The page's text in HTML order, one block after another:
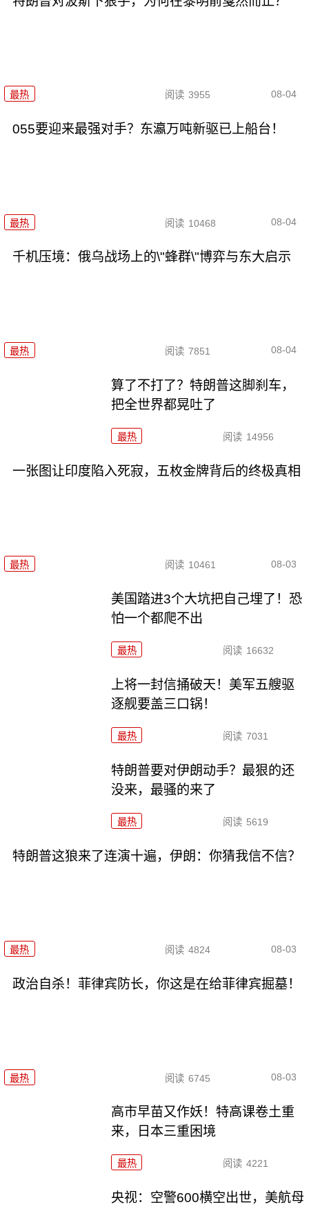
最热 阅读 3955 08-04
055要迎来最强对手？东瀛万吨新驱已上船台！
最热 阅读 10468 08-04
千机压境：俄乌战场上的\"蜂群\"博弈与东大启示
最热 阅读 7851 08-04
算了不打了？特朗普这脚刹车，
把全世界都晃吐了
最热 阅读 14956
一张图让印度陷入死寂，五枚金牌背后的终极真相
最热 阅读 10461 08-03
美国踏进3个大坑把自己埋了！恐
怕一个都爬不出
最热 阅读 16632
上将一封信捅破天！美军五艘驱
逐舰要盖三口锅！
最热 阅读 7031
特朗普要对伊朗动手？最狠的还
没来，最骚的来了
最热 阅读 5619
特朗普这狼来了连演十遍，伊朗：你猜我信不信？
最热 阅读 4824 08-03
政治自杀！菲律宾防长，你这是在给菲律宾掘墓！
最热 阅读 6745 08-03
高市早苗又作妖！特高课卷土重
来，日本三重困境
最热 阅读 4221
央视：空警600横空出世，美航母